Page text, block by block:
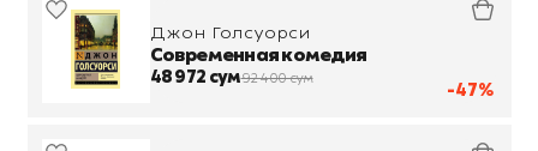
-47%
Джон Голсуорси
Современная комедия
48 972 сум92 400 сум